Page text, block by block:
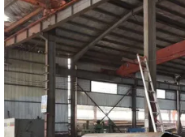
NORME
SULLA
PRIVACY